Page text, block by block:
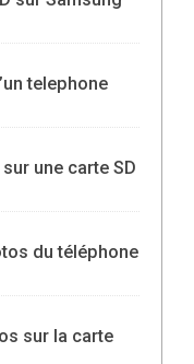
telephone
une carte SD
du téléphone
sur la carte